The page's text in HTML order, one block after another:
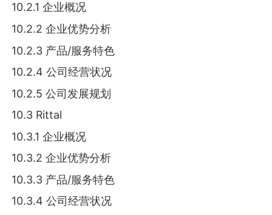
10.2.1 企业概况
10.2.2 企业优势分析
10.2.3 产品/服务特色
10.2.4 公司经营状况
10.2.5 公司发展规划
10.3 Rittal
10.3.1 企业概况
10.3.2 企业优势分析
10.3.3 产品/服务特色
10.3.4 公司经营状况